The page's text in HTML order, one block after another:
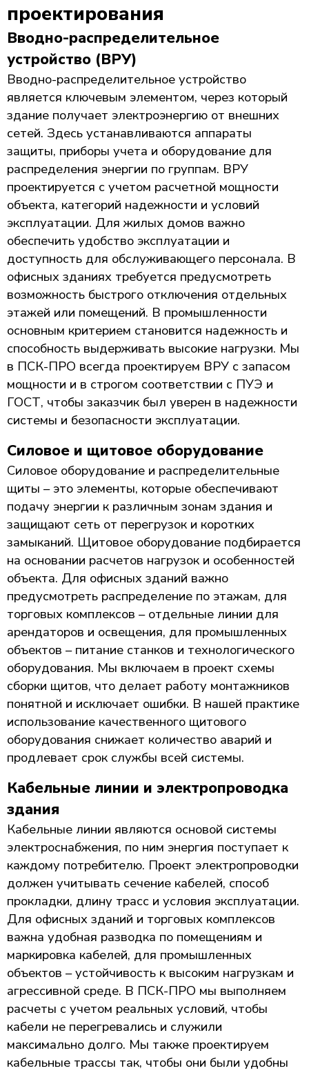
проектирования
Вводно-распределительное
устройство (ВРУ)
Вводно-распределительное устройство
является ключевым элементом, через который
здание получает электроэнергию от внешних
сетей. Здесь устанавливаются аппараты
защиты, приборы учета и оборудование для
распределения энергии по группам. ВРУ
проектируется с учетом расчетной мощности
объекта, категорий надежности и условий
эксплуатации. Для жилых домов важно
обеспечить удобство эксплуатации и
доступность для обслуживающего персонала. В
офисных зданиях требуется предусмотреть
возможность быстрого отключения отдельных
этажей или помещений. В промышленности
основным критерием становится надежность и
способность выдерживать высокие нагрузки. Мы
в ПСК-ПРО всегда проектируем ВРУ с запасом
мощности и в строгом соответствии с ПУЭ и
ГОСТ, чтобы заказчик был уверен в надежности
системы и безопасности эксплуатации.
Силовое и щитовое оборудование
Силовое оборудование и распределительные
щиты – это элементы, которые обеспечивают
подачу энергии к различным зонам здания и
защищают сеть от перегрузок и коротких
замыканий. Щитовое оборудование подбирается
на основании расчетов нагрузок и особенностей
объекта. Для офисных зданий важно
предусмотреть распределение по этажам, для
торговых комплексов – отдельные линии для
арендаторов и освещения, для промышленных
объектов – питание станков и технологического
оборудования. Мы включаем в проект схемы
сборки щитов, что делает работу монтажников
понятной и исключает ошибки. В нашей практике
использование качественного щитового
оборудования снижает количество аварий и
продлевает срок службы всей системы.
Кабельные линии и электропроводка
здания
Кабельные линии являются основой системы
электроснабжения, по ним энергия поступает к
каждому потребителю. Проект электропроводки
должен учитывать сечение кабелей, способ
прокладки, длину трасс и условия эксплуатации.
Для офисных зданий и торговых комплексов
важна удобная разводка по помещениям и
маркировка кабелей, для промышленных
объектов – устойчивость к высоким нагрузкам и
агрессивной среде. В ПСК-ПРО мы выполняем
расчеты с учетом реальных условий, чтобы
кабели не перегревались и служили
максимально долго. Мы также проектируем
кабельные трассы так, чтобы они были удобны